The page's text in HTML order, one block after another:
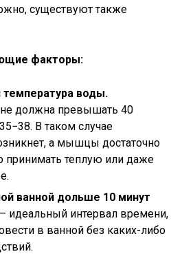
существуют также
факторы:
воды.
должна превышать 40
В таком случае
а мышцы достаточно
принимать теплую или даже
ванной дольше 10 минут
идеальный интервал времени,
в ванной без каких-либо